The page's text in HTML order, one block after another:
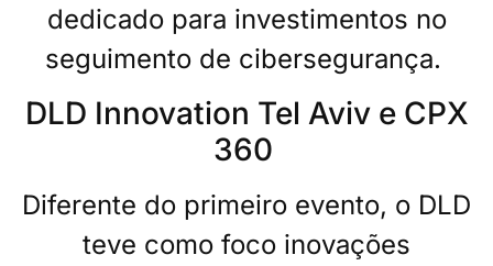
dedicado para investimentos no
seguimento de cibersegurança.
DLD Innovation Tel Aviv e CPX
360
Diferente do primeiro evento, o DLD
teve como foco inovações